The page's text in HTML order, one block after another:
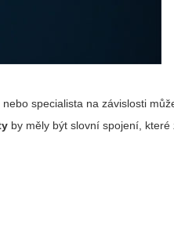
specialista na závislosti
by měly být slovní spojení, které